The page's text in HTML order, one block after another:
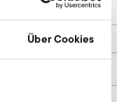
Über Cookies
10